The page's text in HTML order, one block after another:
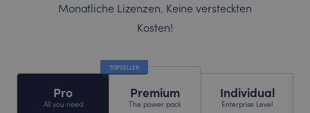
Monatliche Lizenzen. Keine versteckten
Kosten!
Pro
All you need
Premium
The power pack
TOPSELLER
Individual
Enterprise Level